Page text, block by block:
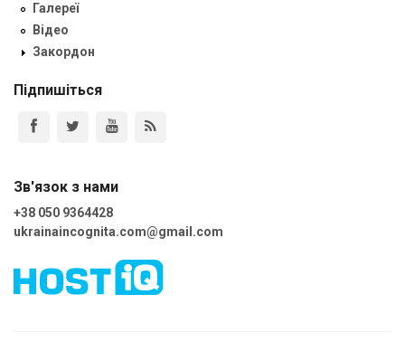
Галереї
Відео
Закордон
Підпишіться
Зв'язок з нами
+38 050 9364428
ukrainaincognita.com@gmail.com